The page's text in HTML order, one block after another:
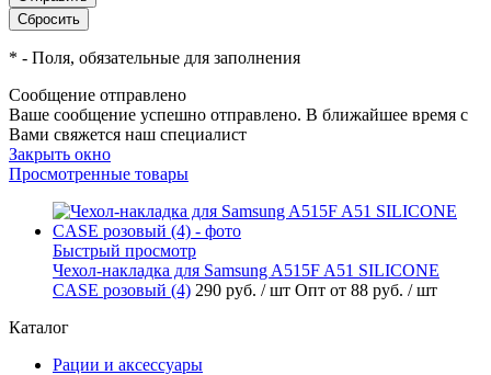
* - Поля, обязательные для заполнения
Сообщение отправлено
Ваше сообщение успешно отправлено. В ближайшее время с
Вами свяжется наш специалист
Закрыть окно
Просмотренные товары
Быстрый просмотр
Чехол-накладка для Samsung A515F A51 SILICONE
CASE розовый (4) 290 руб. / шт Опт от 88 руб. / шт
Каталог
Рации и аксессуары